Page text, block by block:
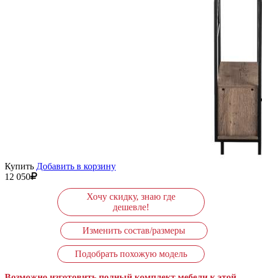
Купить Добавить в корзину
12 050
Хочу скидку, знаю где
дешевле!
Изменить состав/размеры
Подобрать похожую модель